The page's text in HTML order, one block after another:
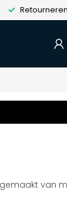
Retourneren
van